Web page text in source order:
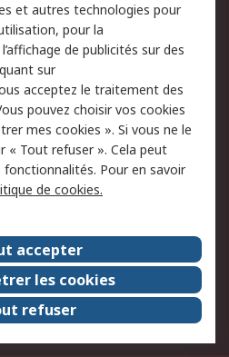
Sécurité des E-mails
Politique anti-
corruption
Evénements
Presse
Démarche RSE
RS Particuliers
et autres technologies pour
pour la
de publicités sur des
sur
acceptez le traitement des
pouvez choisir vos cookies
mes cookies ». Si vous ne le
« Tout refuser ». Cela peut
fonctionnalités. Pour en savoir
de cookies.
accepter
les cookies
refuser